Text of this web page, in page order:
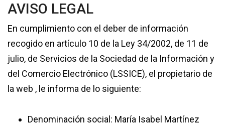
AVISO LEGAL
En cumplimiento con el deber de información
recogido en artículo 10 de la Ley 34/2002, de 11 de
julio, de Servicios de la Sociedad de la Información y
del Comercio Electrónico (LSSICE), el propietario de
la web , le informa de lo siguiente:
Denominación social: María Isabel Martínez